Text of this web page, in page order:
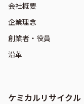
会社概要
企業理念
創業者・役員
沿革
ケミカルリサイクル